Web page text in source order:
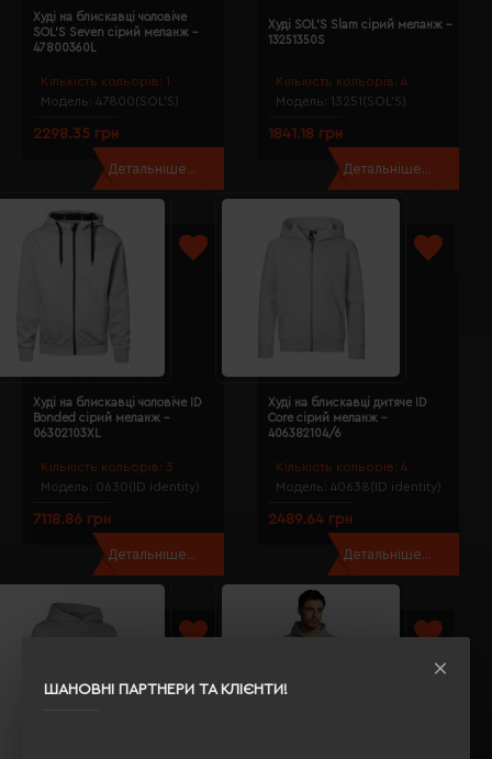
ШАНОВНІ ПАРТНЕРИ ТА КЛІЄНТИ!
Кількість кольорів: 1
Модель: 47800(SOL’S)
Худі на блискавці чоловіче
SOL'S Seven сірий меланж -
47800360L
2298.35 грн
Детальніше...
Кількість кольорів: 4
Модель: 13251(SOL’S)
Худі SOL'S Slam сірий меланж -
13251350S
1841.18 грн
Детальніше...
Кількість кольорів: 3
Модель: 0630(ID identity)
Худі на блискавці чоловіче ID
Bonded сірий меланж -
06302103XL
7118.86 грн
Детальніше...
Кількість кольорів: 4
Модель: 40638(ID identity)
Худі на блискавці дитяче ID
Core сірий меланж -
406382104/6
2489.64 грн
Детальніше...